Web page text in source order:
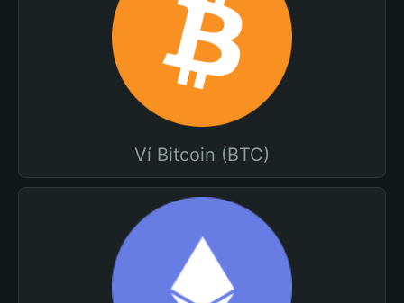
Ví Bitcoin (BTC)